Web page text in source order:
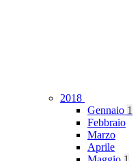
2018
Gennaio 1
Febbraio
Marzo
Aprile